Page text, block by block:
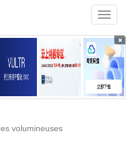
×
volumineuses